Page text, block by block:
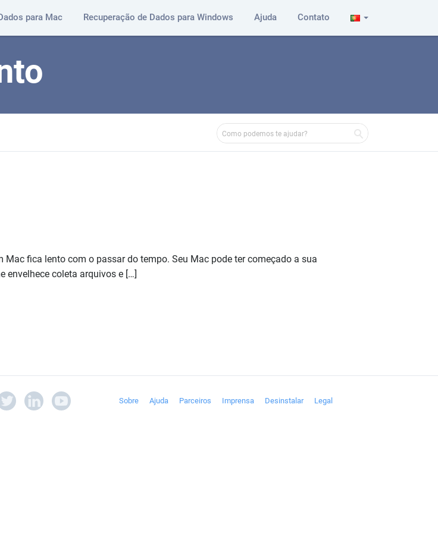
para Mac Recuperação de Dados para Windows Ajuda Contato
fica lento com o passar do tempo. Seu Mac pode ter começado a sua
envelhece coleta arquivos e […]
Sobre Ajuda Parceiros Imprensa Desinstalar Legal